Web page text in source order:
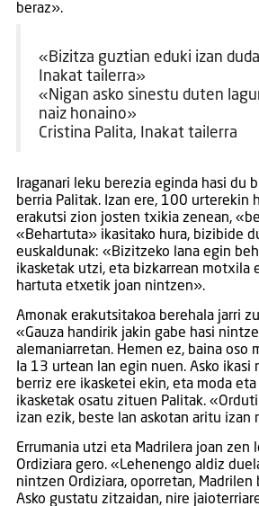
beraz».
«Bizitza guztian eduki izan
Inakat tailerra»
«Nigan asko sinestu duten
naiz honaino»
Cristina Palita, Inakat tailerra
Iraganari leku berezia eginda hasi du
berria Palitak. Izan ere, 100 urterekin
erakutsi zion josten txikia zenean,
«Behartuta» ikasitako hura, bizibide
euskaldunak: «Bizitzeko lana egin
ikasketak utzi, eta bizkarrean motxila
hartuta etxetik joan nintzen».
Amonak erakutsitakoa berehala jarri
«Gauza handirik jakin gabe hasi
alemaniarretan. Hemen ez, baina oso
Ia 13 urtean lan egin nuen. Asko ikasi
berriz ere ikasketei ekin, eta moda
ikasketak osatu zituen Palitak.
izan ezik, beste lan askotan aritu izan
Errumania utzi eta Madrilera joan zen
Ordiziara gero. «Lehenengo aldiz
nintzen Ordiziara, oporretan,
Asko gustatu zitzaidan, nire